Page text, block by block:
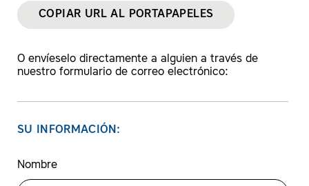
COPIAR URL AL PORTAPAPELES
O envíeselo directamente a alguien a través de
nuestro formulario de correo electrónico:
SU INFORMACIÓN:
Nombre